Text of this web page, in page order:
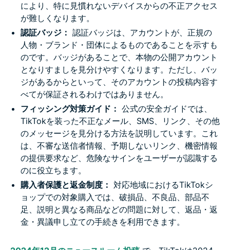
により、特に見慣れないデバイスからの不正アクセス
が難しくなります。
認証バッジ： 認証バッジは、アカウントが、正規の
人物・ブランド・団体によるものであることを示すも
のです。バッジがあることで、本物の公開アカウント
となりすましを見分けやすくなります。ただし、バッ
ジがあるからといって、そのアカウントの投稿内容す
べてが保証されるわけではありません。
フィッシング対策ガイド： 公式の安全ガイドでは、
TikTokを装った不正なメール、SMS、リンク、その他
のメッセージを見分ける方法を説明しています。これ
は、不審な送信者情報、予期しないリンク、機密情報
の提供要求など、危険なサインをユーザーが認識する
のに役立ちます。
購入者保護と返金制度： 対応地域におけるTikTokシ
ョップでの対象購入では、破損品、不良品、部品不
足、説明と異なる商品などの問題に対して、返品・返
金・異議申し立ての手続きを利用できます。